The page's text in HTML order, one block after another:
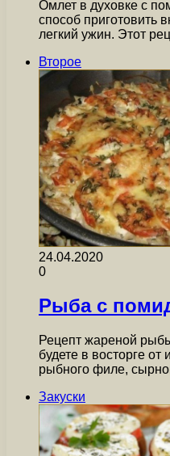
Омлет в духовке с
способ приготовить
легкий ужин. Этот
Второе
24.04.2020
0
Рыба с
Рецепт жареной
будете в восторге от
рыбного филе,
Закуски